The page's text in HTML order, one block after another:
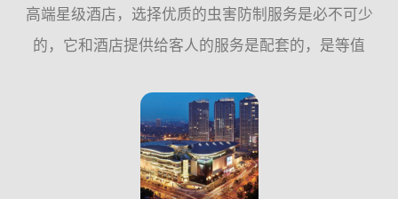
高端星级酒店，选择优质的虫害防制服务是必不可少
的，它和酒店提供给客人的服务是配套的，是等值
闲、安逸场所。它一定不是最贵的，但它一定是可靠
的，值得您信赖的，...